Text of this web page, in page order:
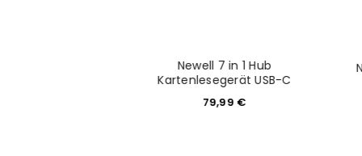
Newell 7 in 1 Hub
Kartenlesegerät USB-C
79,99 €